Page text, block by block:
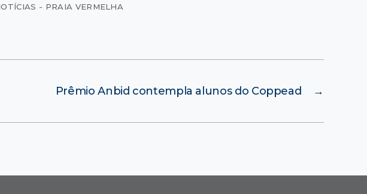
- PRAIA VERMELHA
→
Prêmio Anbid contempla alunos do Coppead